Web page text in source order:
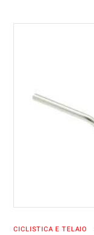
CICLISTICA E TELAIO